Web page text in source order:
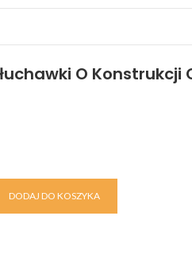
O
DODAJ DO KOSZYKA